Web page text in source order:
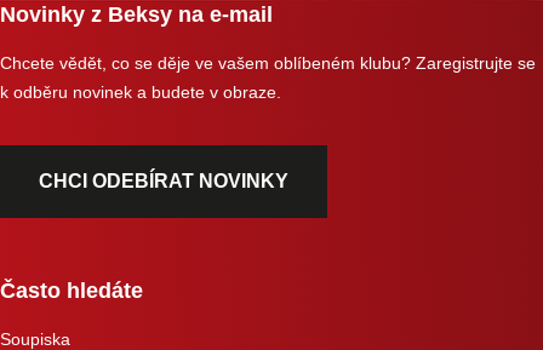
Novinky z Beksy na e-mail
Chcete vědět, co se děje ve vašem oblíbeném klubu? Zaregistrujte se
k odběru novinek a budete v obraze.
CHCI ODEBÍRAT NOVINKY
Často hledáte
Soupiska